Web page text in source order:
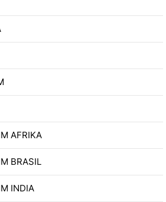
AFRIKA
BRASIL
INDIA